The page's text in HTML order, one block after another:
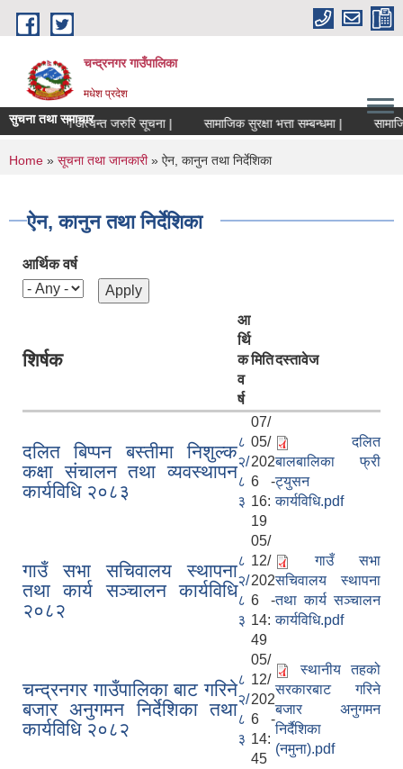
Skip to main content
चन्द्रनगर गाउँपालिका
मधेश प्रदेश
सुचना तथा समाचार
लागि अत्यन्त जरुरि सूचना | सामाजिक सुरक्षा भत्ता सम्बन्धमा | सामाजिक
You are here
Home » सूचना तथा जानकारी» ऐन, कानुन तथा निर्देशिका
ऐन, कानुन तथा निर्देशिका
आर्थिक वर्ष
शिर्षक
आ
र्थि
क
व
र्ष
मितिदस्तावेज
दलित बिप्पन बस्तीमा निशुल्क
कक्षा संचालन तथा व्यवस्थापन
कार्यविधि २०८३
८
२/
८
३
07/
05/
202
6 -
16:
19
दलित
बालबालिका फ्री
ट्युसन
कार्यविधि.pdf
गाउँ सभा सचिवालय स्थापना
तथा कार्य सञ्चालन कार्यविधि
२०८२
८
२/
८
३
05/
12/
202
6 -
14:
49
गाउँ सभा
सचिवालय स्थापना
तथा कार्य सञ्चालन
कार्यविधि.pdf
चन्द्रनगर गाउँपालिका बाट गरिने
बजार अनुगमन निर्देशिका तथा
कार्यविधि २०८२
८
२/
८
३
05/
12/
202
6 -
14:
45
स्थानीय तहको
सरकारबाट गरिने
बजार अनुगमन
निर्दैशिका
(नमुना).pdf